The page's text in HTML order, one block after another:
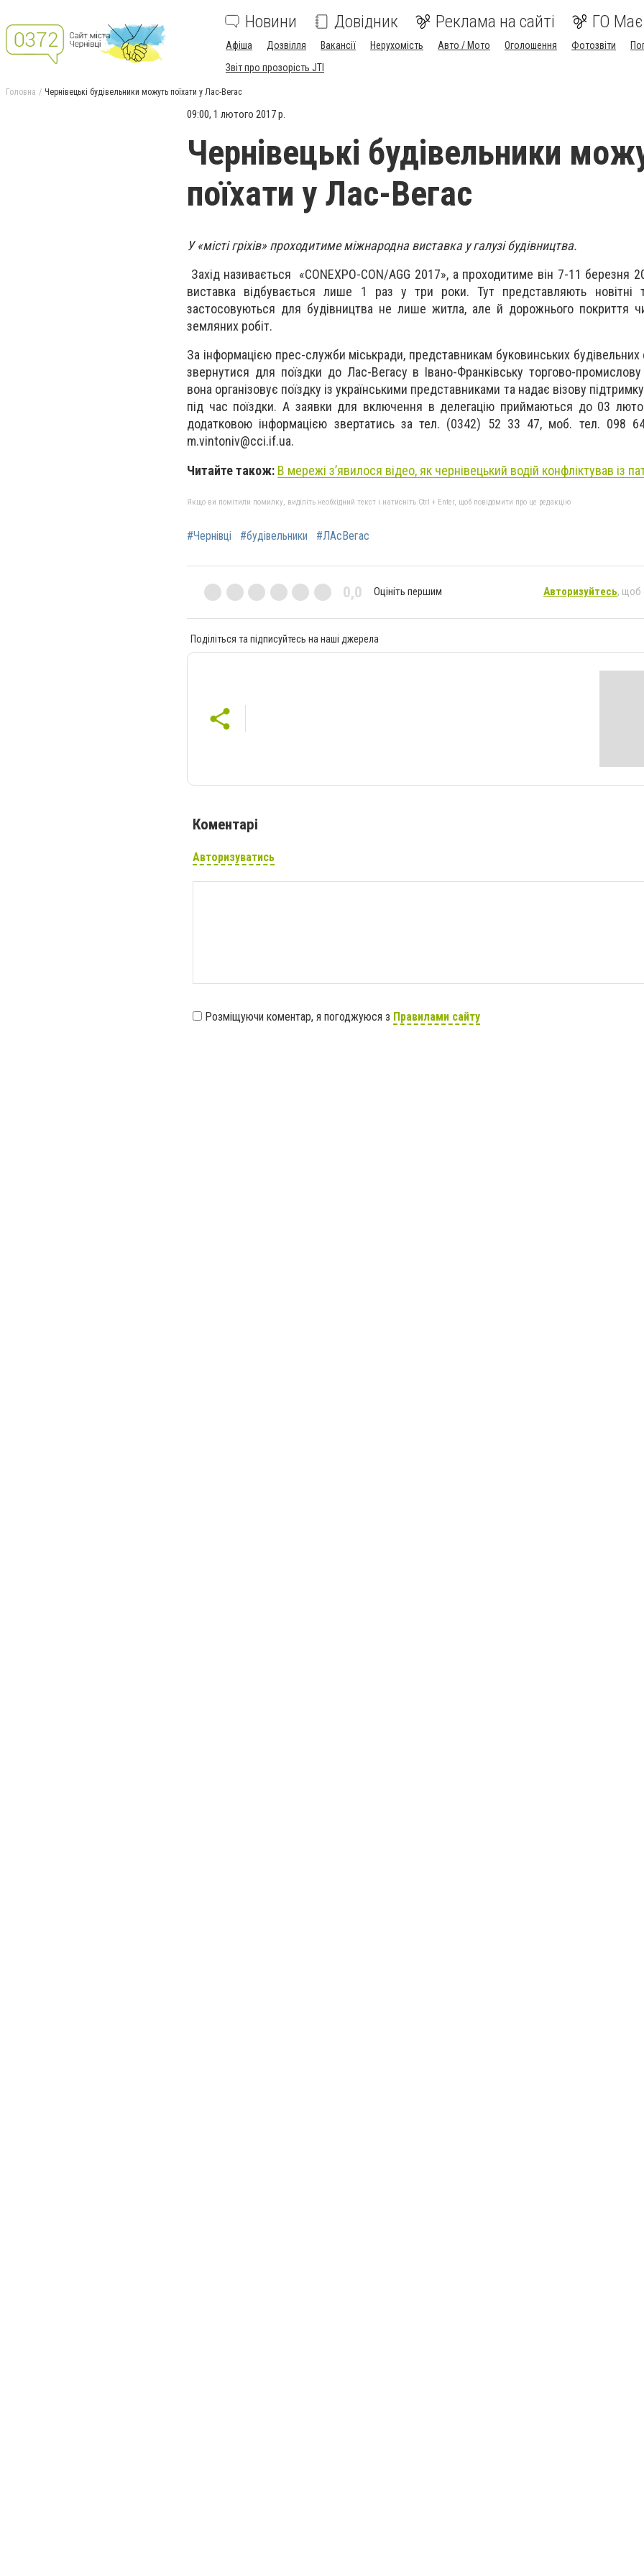
Новини Довідник Реклама на сайті ГО
Афіша Дозвілля Вакансії Нерухомість Авто / Мото Оголошення Фотозвіти
Звіт про прозорість JTI
Головна Чернівецькі будівельники можуть поїхати у Лас-Вегас
09:00, 1 лютого 2017 р.
Чернівецькі будівельники
поїхати у Лас-Вегас
У «місті гріхів» проходитиме міжнародна виставка у галузі будівництва.
Захід називається «CONEXPO-CON/AGG 2017», а проходитиме він 7-11 березня
виставка відбувається лише 1 раз у три роки. Тут представляють новітні
застосовуються для будівництва не лише житла, але й дорожнього покриття
земляних робіт.
За інформацією прес-служби міськради, представникам буковинських будівельних
звернутися для поїздки до Лас-Вегасу в Івано-Франківську торгово-
вона організовує поїздку із українськими представниками та надає візову підтримку
під час поїздки. А заявки для включення в делегацію приймаються до 03
додатковою інформацією звертатись за тел. (0342) 52 33 47, моб. тел. 098
m.vintoniv@cci.if.ua.
Читайте також: В мережі з’явилося відео, як чернівецький водій конфліктував із
Якщо ви помітили помилку, виділіть необхідний текст і натисніть Ctrl + Enter, щоб повідомити про це редакцію
#Чернівці #будівельники #ЛАсВегас
0,0 Оцініть першим Авторизуйтесь, щоб
Поділіться та підписуйтесь на наші джерела
Коментарі
Авторизуватись
Розміщуючи коментар, я погоджуюся з Правилами сайту